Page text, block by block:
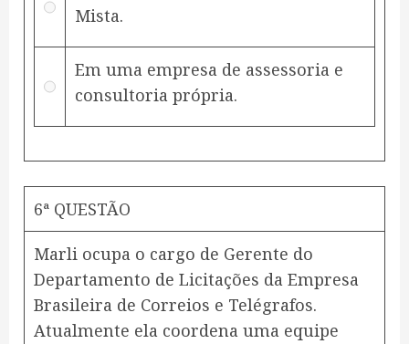
Mista.
Em uma empresa de assessoria e
consultoria própria.
6ª QUESTÃO
Marli ocupa o cargo de Gerente do
Departamento de Licitações da Empresa
Brasileira de Correios e Telégrafos.
Atualmente ela coordena uma equipe